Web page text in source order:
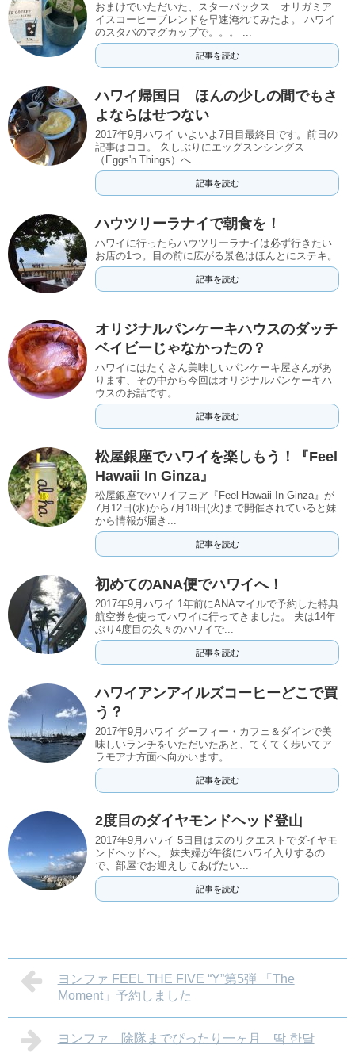
おまけでいただいた、スターバックス オリガミア
イスコーヒーブレンドを早速淹れてみたよ。 ハワイ
のスタバのマグカップで。。。 ...
記事を読む
ハワイ帰国日 ほんの少しの間でもさ
よならはせつない
2017年9月ハワイ いよいよ7日目最終日です。前日の
記事はココ。 久しぶりにエッグスンシングス
（Eggs'n Things）へ...
記事を読む
ハウツリーラナイで朝食を！
ハワイに行ったらハウツリーラナイは必ず行きたい
お店の1つ。目の前に広がる景色はほんとにステキ。
記事を読む
オリジナルパンケーキハウスのダッチ
ベイビーじゃなかったの？
ハワイにはたくさん美味しいパンケーキ屋さんがあ
ります、その中から今回はオリジナルパンケーキハ
ウスのお話です。
記事を読む
松屋銀座でハワイを楽しもう！『Feel
Hawaii In Ginza』
松屋銀座でハワイフェア『Feel Hawaii In Ginza』が
7月12日(水)から7月18日(火)まで開催されていると妹
から情報が届き...
記事を読む
初めてのANA便でハワイへ！
2017年9月ハワイ 1年前にANAマイルで予約した特典
航空券を使ってハワイに行ってきました。 夫は14年
ぶり4度目の久々のハワイで...
記事を読む
ハワイアンアイルズコーヒーどこで買
う？
2017年9月ハワイ グーフィー・カフェ＆ダインで美
味しいランチをいただいたあと、てくてく歩いてア
ラモアナ方面へ向かいます。 ...
記事を読む
2度目のダイヤモンドヘッド登山
2017年9月ハワイ 5日目は夫のリクエストでダイヤモ
ンドヘッドへ。 妹夫婦が午後にハワイ入りするの
で、部屋でお迎えしてあげたい...
記事を読む
ヨンファ FEEL THE FIVE “Y”第5弾 「The
Moment」予約しました
ヨンファ 除隊までぴったり一ヶ月 딱 한달